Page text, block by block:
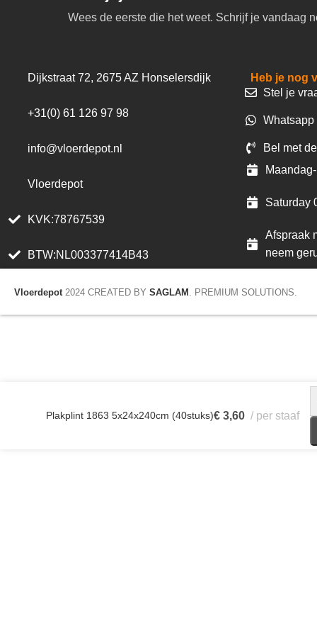
Wees de eerste die het weet. Schrijf je vandaag
Dijkstraat 72, 2675 AZ Honselersdijk
+31(0) 61 126 97 98
info@vloerdepot.nl
Vloerdepot
KVK:78767539
BTW:NL003377414B43
Heb je nog
Stel je
Bel met
Saturday
Afspraak
neem
Vloerdepot 2024 CREATED BY SAGLAM . PREMIUM SOLUTIONS.
Plakplint 1863 5x24x240cm (40stuks)€ 3,60 per staaf